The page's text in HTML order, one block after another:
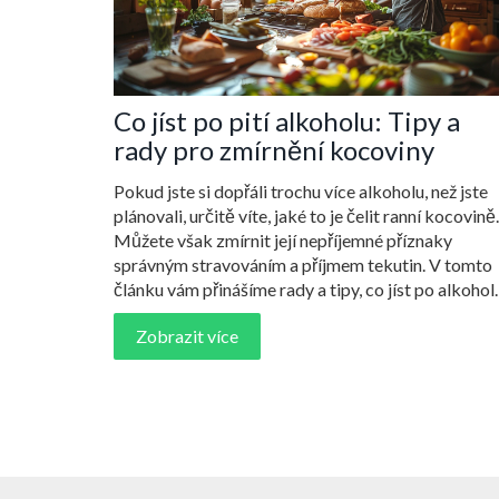
Co jíst po pití alkoholu: Tipy a
rady pro zmírnění kocoviny
Pokud jste si dopřáli trochu více alkoholu, než jste
plánovali, určitě víte, jaké to je čelit ranní kocovině.
Můžete však zmírnit její nepříjemné příznaky
správným stravováním a příjmem tekutin. V tomto
článku vám přinášíme rady a tipy, co jíst po
aby vám bylo brzy lépe.
Zobrazit více